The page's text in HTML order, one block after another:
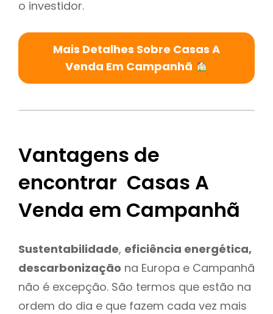
o investidor.
Mais Detalhes Sobre Casas A
Venda Em Campanhã
Vantagens de
encontrar Casas A
Venda em Campanhã
Sustentabilidade, eficiência energética,
descarbonização na Europa e Campanhã
não é excepção. São termos que estão na
ordem do dia e que fazem cada vez mais